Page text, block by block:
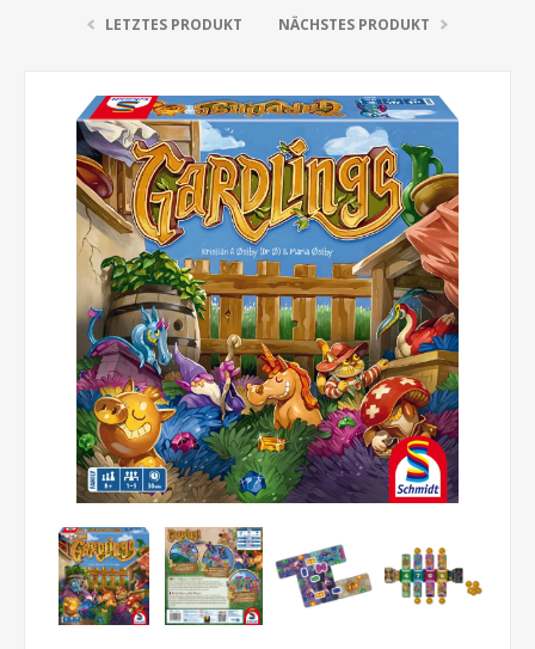
LETZTES PRODUKT NÄCHSTES PRODUKT